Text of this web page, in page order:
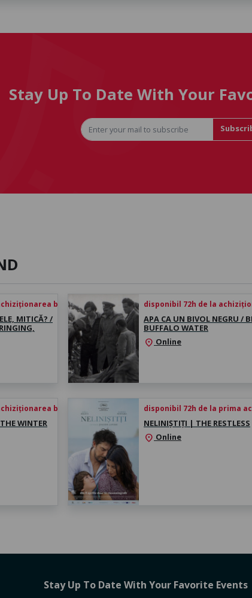
Stay Up To Date With Your
biletului
MITICĂ? /
disponibil 72h de la
APA CA UN BIVOL NEGRU /
BUFFALO WATER
location_on Online
biletului
WINTER
disponibil 72h de la prima
NELINIȘTIȚI | THE RESTLESS
location_on Online
Stay Up To Date With Your Favorite Events